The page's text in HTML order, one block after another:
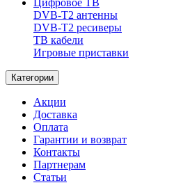
Цифровое ТВ
DVB-T2 антенны
DVB-T2 ресиверы
ТВ кабели
Игровые приставки
Категории
Акции
Доставка
Оплата
Гарантии и возврат
Контакты
Партнерам
Статьи